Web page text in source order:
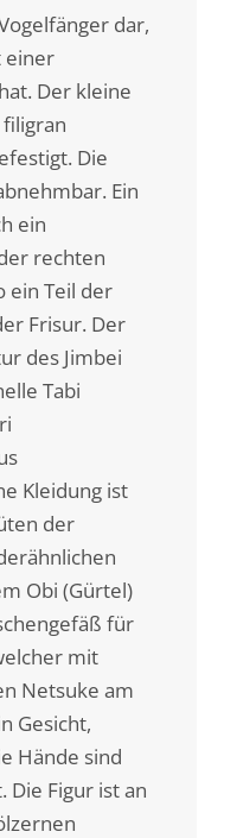
dar,
einer
Der kleine
Die
Ein
ein
rechten
ein Teil der
Frisur. Der
des Jimbei
Tabi
Kleidung ist
der
Obi (Gürtel)
für
mit
Netsuke am
Gesicht,
Hände sind
Die Figur ist an